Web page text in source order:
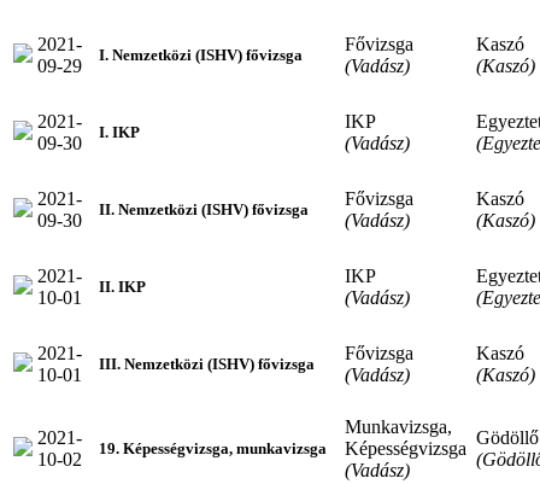
2021-
09-29
I. Nemzetközi (ISHV) fővizsga
Fővizsga
(Vadász)
Kaszó
(Kaszó)
2021-
09-30
I. IKP
IKP
(Vadász)
2021-
09-30
II. Nemzetközi (ISHV) fővizsga
Fővizsga
(Vadász)
Kaszó
(Kaszó)
2021-
10-01
II. IKP
IKP
(Vadász)
2021-
10-01
III. Nemzetközi (ISHV) fővizsga
Fővizsga
(Vadász)
Kaszó
(Kaszó)
2021-
10-02
19. Képességvizsga, munkavizsga
Munkavizsga,
Képességvizsga
(Vadász)
Gödöllő